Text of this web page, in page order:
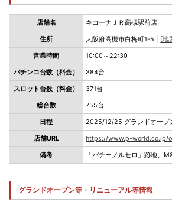
店舗名 キコーナＪＲ高槻駅前店
住所 大阪府高槻市白梅町1-5 | [地
営業時間 10:00～22:30
パチンコ台数（料金） 384台
スロット台数（料金） 371台
総台数 755台
日程 2025/12/25 グランドオープ
店舗URL https://www.p-world.co.jp/
備考 「パチーノルセロ」跡地、
グランドオープン等・リニューアル等情報